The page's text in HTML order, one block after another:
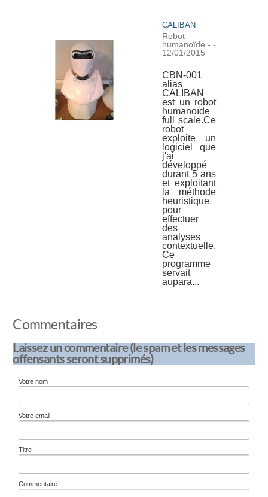
CALIBAN
Robot
humanoïde --
12/01/2015
CBN-001
alias
CALIBAN
est un robot
humanoïde
full scale.Ce
robot
exploite un
logiciel que
j'ai
développé
durant 5 ans
et exploitant
la méthode
heuristique
pour
effectuer
des
analyses
contextuelle.
Ce
programme
servait
aupara...
Commentaires
Laissez un commentaire (le spam et les messages
offensants seront supprimés)
Votre nom
Votre email
Titre
Commentaire